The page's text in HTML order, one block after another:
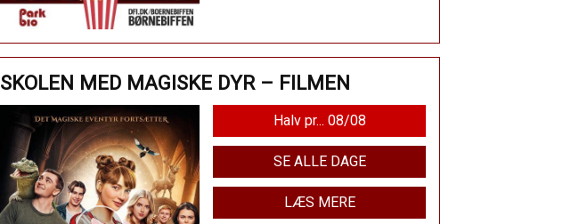
SKOLEN MED MAGISKE DYR – FILMEN
Halv pr... 08/08
SE ALLE DAGE
LÆS MERE